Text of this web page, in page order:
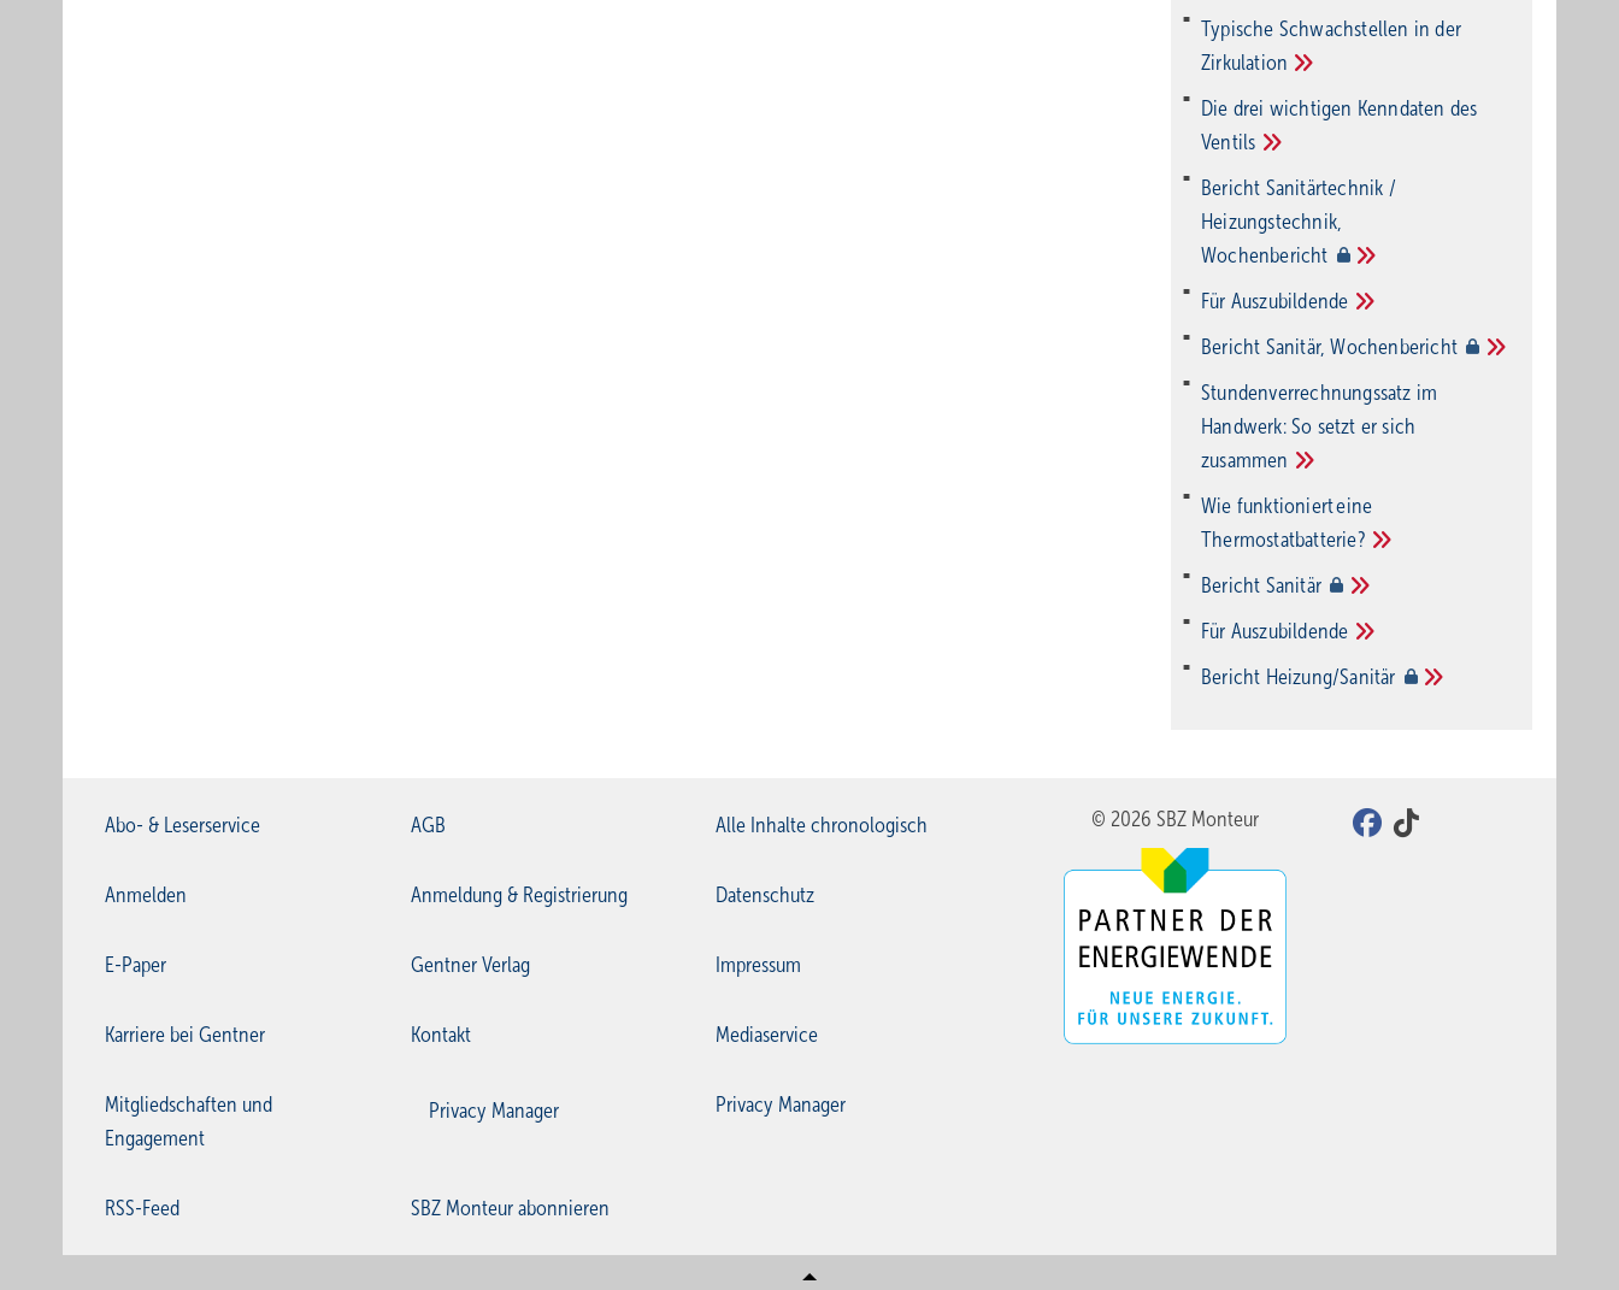
Typische Schwachstellen in der
Zirkulation
Die drei wichtigen Kenndaten des
Ventils
Bericht Sanitärtechnik /
Heizungstechnik,
Wochenbericht
Für Auszubildende
Bericht Sanitär,Wochenbericht
Stundenverrechnungssatz im
Handwerk: So setzt er sich
zusammen
Wie funktioniert eine
Thermostatbatterie?
Bericht Sanitär
Für Auszubildende
Bericht Heizung/Sanitär
Abo- & Leserservice AGB Alle Inhalte chronologisch
Anmelden Anmeldung & Registrierung Datenschutz
E-Paper Gentner Verlag Impressum
Karriere bei Gentner Kontakt Mediaservice
Mitgliedschaften und
Engagement
Privacy Manager Privacy Manager
RSS-Feed SBZ Monteur abonnieren
© 2026 SBZ Monteur